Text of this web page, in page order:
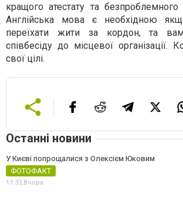
кращого атестату та
Англійська мова є необхідною
переїхати жити за кордон, та
співбесіду до місцевої організації.
свої цілі.
Останні новини
У Києві попрощалися з Олексієм Юковим
ФОТОФАКТ
17:33,Вчора